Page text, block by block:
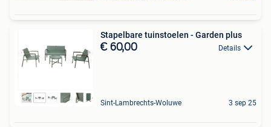
Stapelbare tuinstoelen - Garden plus
€ 60,00 Details
Sint-Lambrechts-Woluwe 3 sep 25